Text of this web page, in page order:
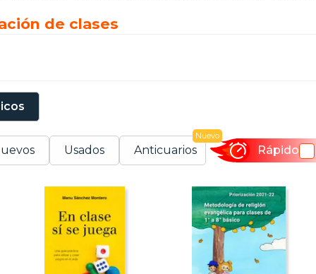
de clases
Usados Anticuarios
Nuevo
Rápido